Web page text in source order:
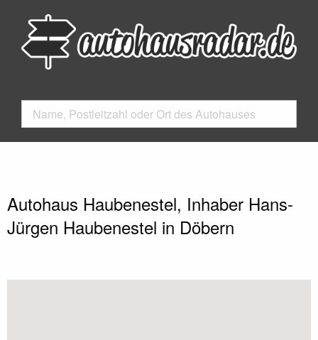
Autohaus Haubenestel, Inhaber Hans-
Jürgen Haubenestel in Döbern